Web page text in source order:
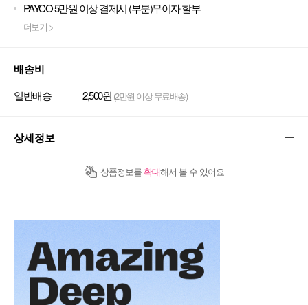
PAYCO 5만원 이상 결제시 (부분)무이자 할부
더보기 >
배송비
일반배송 2,500원 (2만원 이상 무료배송)
상세정보
상품정보를 확대해서 볼 수 있어요